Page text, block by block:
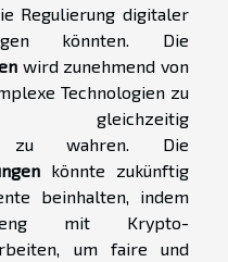
Regulierung digitaler
könnten. Die
wird zunehmend von
Technologien zu
gleichzeitig
zu wahren. Die
könnte zukünftig
beinhalten, indem
eng mit Krypto-
um faire und